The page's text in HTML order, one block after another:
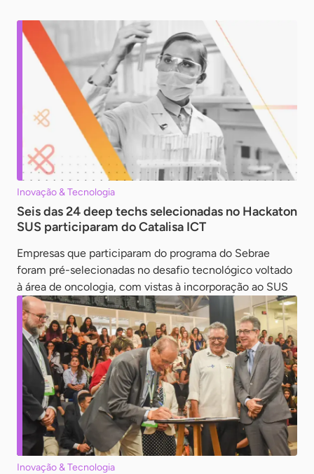
Inovação & Tecnologia
Seis das 24 deep techs selecionadas no Hackaton
SUS participaram do Catalisa ICT
Empresas que participaram do programa do Sebrae
foram pré-selecionadas no desafio tecnológico voltado
à área de oncologia, com vistas à incorporação ao SUS
Inovação & Tecnologia